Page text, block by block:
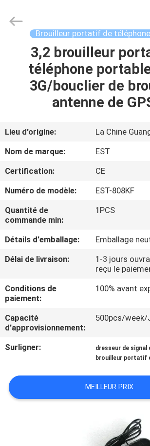
MAISON
PRODUITS
VIDÉOS
SUJET
DE
NOUS
VISITE
DE
CONTRÔLE
DE
QUALITÉ
CONTACTEZ-
NOUS
EASTLONGE
ELECTRONICS(HK)
Brouilleur portatif de
3,2 brouilleur
téléphone
3G/bouclier de
antenne de
Lieu d'origine:
La Chine
Nom de marque:
EST
Certification:
CE
Numéro de modèle:
EST-808KF
Quantité de
commande min:
1PCS
Détails d'emballage:
Emballage
Délai de livraison:
1-3 jours
reçu le
Conditions de
paiement:
100% avant
Capacité
d'approvisionnement:
500pcs/week/
Surligner: dresseur de
brouilleur portatif
MEILLEUR PRIX